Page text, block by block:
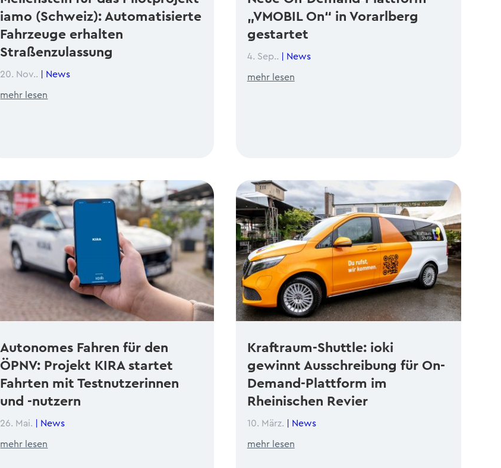
iamo (Schweiz): Automatisierte
Fahrzeuge erhalten
Straßenzulassung
20. Nov.. News
mehr lesen
Autonomes Fahren für den
ÖPNV: Projekt KIRA startet
Fahrten mit Testnutzerinnen
und -nutzern
26. Mai. News
mehr lesen
„VMOBIL On“ in Vorarlberg
gestartet
4. Sep.. News
mehr lesen
Kraftraum-Shuttle: ioki
gewinnt Ausschreibung für On-
Demand-Plattform im
Rheinischen Revier
10. März. News
mehr lesen